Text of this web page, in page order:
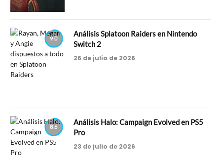
9.0
Análisis Splatoon Raiders en Nintendo
Switch 2
26 de julio de 2026
8.6
Análisis Halo: Campaign Evolved en PS5
Pro
23 de julio de 2026